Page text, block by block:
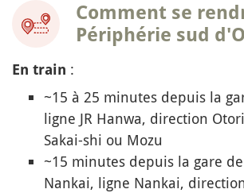
Comment se
Périphérie sud
En train :
~15 à 25 minutes depuis la
ligne JR Hanwa, direction
Sakai-shi ou Mozu
~15 minutes depuis la gare
Nankai, ligne Nankai,